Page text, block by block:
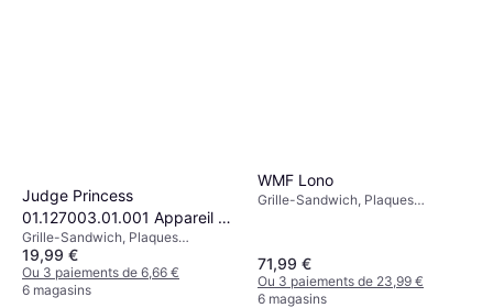
Judge Princess
01.127003.01.001 Appareil à
croque-monsieur
Grille-Sandwich, Plaques
Revêtues Antiadhésives, Lumière
de Température, Plaque Amovible,
750 W
19,99 €
Ou 3 paiements de 6,66 €
6 magasins
WMF Lono
Grille-Sandwich, Plaques
71,99 €
Ou 3 paiements de 23,99 €
6 magasins